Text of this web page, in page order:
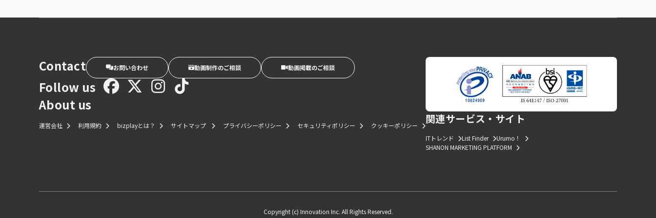
Contact お問い合わせ 動画制作のご相談 動画掲載のご相談
Follow us
About us
運営会社 利用規約 bizplayとは？ サイトマップ プライバシーポリシー セキュリティポリシー クッキーポリシー 関連サービス・サイト
ITトレンド List Finder
Urumo！
SHANON MARKETING PLATFORM
Copyright (c) Innovation Inc. All Rights Reserved.